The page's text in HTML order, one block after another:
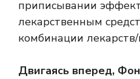
приписывании
лекарственным
комбинации
Двигаясь вперед,